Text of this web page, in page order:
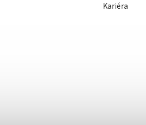
Kariéra